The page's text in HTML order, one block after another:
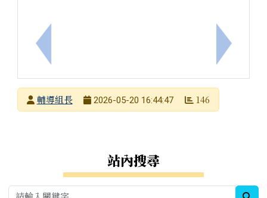
上一筆：國立彰化師範大學推廣教育「精緻Moocs-
下一筆：
發布者輔導組長
2026-05-20 16:44:47 146
站內搜尋